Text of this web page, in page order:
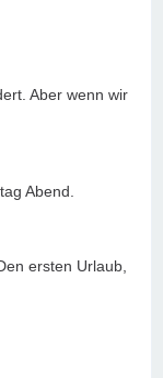
Aber wenn wir
Abend.
ersten Urlaub,